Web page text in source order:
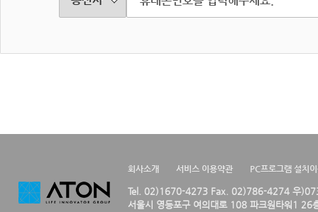
회사소개 서비스 이용약관 PC프로그램 설치
Tel. 02)1670-4273 Fax. 02)786-4274 우
서울시 영등포구 여의대로 108 파크원타워1 26